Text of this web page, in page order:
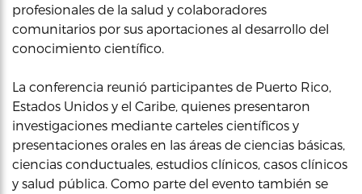
profesionales de la salud y colaboradores
comunitarios por sus aportaciones al desarrollo del
conocimiento científico.
La conferencia reunió participantes de Puerto Rico,
Estados Unidos y el Caribe, quienes presentaron
investigaciones mediante carteles científicos y
presentaciones orales en las áreas de ciencias básicas,
ciencias conductuales, estudios clínicos, casos clínicos
y salud pública. Como parte del evento también se